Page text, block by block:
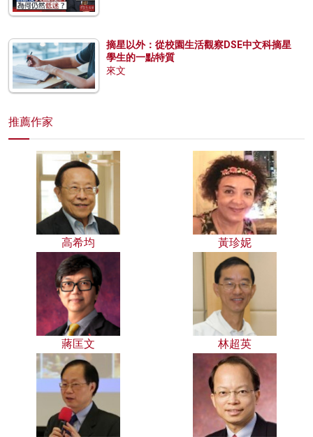
摘星以外：從校園生活觀察DSE中文科摘星
學生的一點特質
來文
推薦作家
高希均 黃珍妮
蔣匡文 林超英